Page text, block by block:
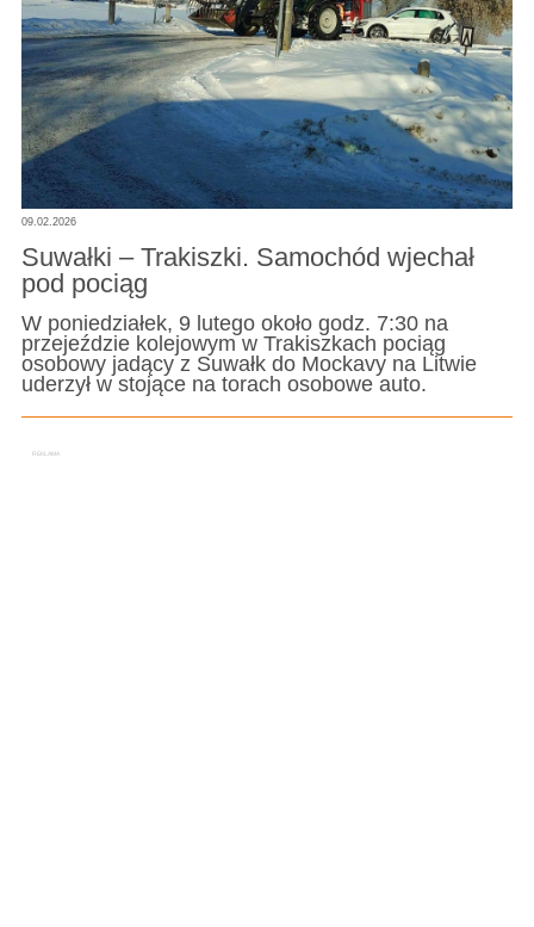
09.02.2026
Suwałki – Trakiszki. Samochód wjechał
pod pociąg
W poniedziałek, 9 lutego około godz. 7:30 na
przejeździe kolejowym w Trakiszkach pociąg
osobowy jadący z Suwałk do Mockavy na Litwie
uderzył w stojące na torach osobowe auto.